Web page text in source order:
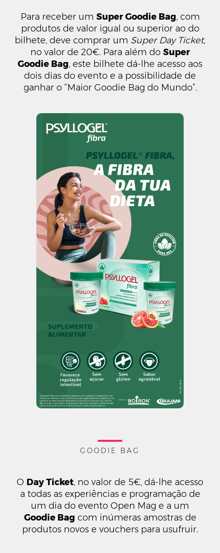
Para receber um Super Goodie Bag, com
produtos de valor igual ou superior ao do
bilhete, deve comprar um Super Day Ticket,
no valor de 20€. Para além do Super
Goodie Bag, este bilhete dá-lhe acesso aos
dois dias do evento e a possibilidade de
ganhar o “Maior Goodie Bag do Mundo”.
GOODIE BAG
O Day Ticket, no valor de 5€, dá-lhe acesso
a todas as experiências e programação de
um dia do evento Open Mag e a um
Goodie Bag com inúmeras amostras de
produtos novos e vouchers para usufruir.